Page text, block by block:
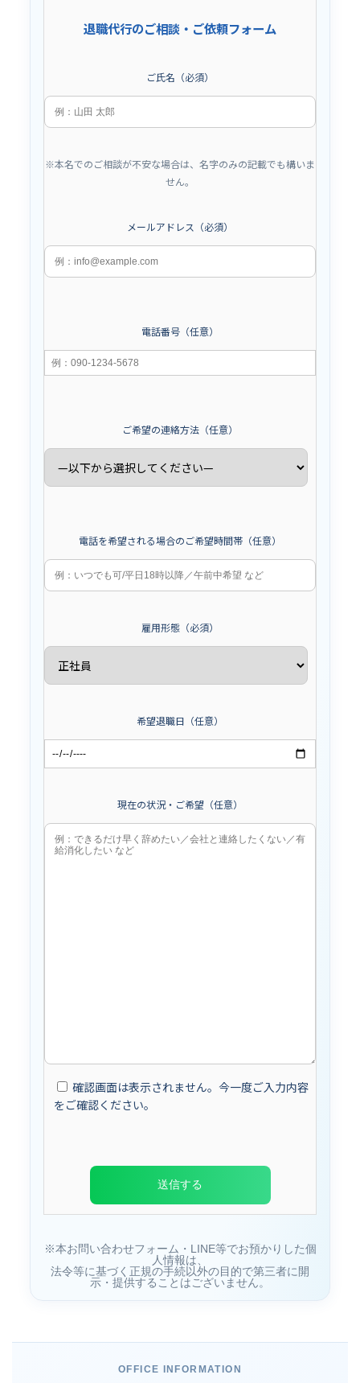
退職代行のご相談・ご依頼フォーム
ご氏名（必須）
※本名でのご相談が不安な場合は、名字のみの記載でも構いま
せん。
メールアドレス（必須）
電話番号（任意）
ご希望の連絡方法（任意）
電話を希望される場合のご希望時間帯（任意）
雇用形態（必須）
希望退職日（任意）
現在の状況・ご希望（任意）
確認画面は表示されません。今一度ご入力内容
をご確認ください。
※本お問い合わせフォーム・LINE等でお預かりした個
人情報は、
法令等に基づく正規の手続以外の目的で第三者に開
示・提供することはございません。
OFFICE INFORMATION